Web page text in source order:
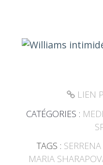
LIEN
CATÉGORIES :
TAGS :
MARIA